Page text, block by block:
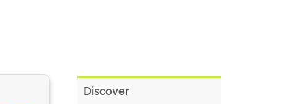
Discover